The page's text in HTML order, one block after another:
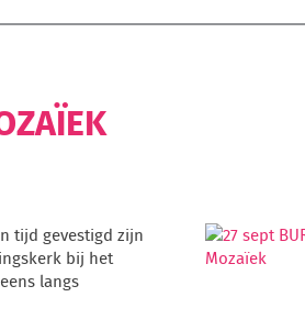
tijd gevestigd zijn
bij het
langs